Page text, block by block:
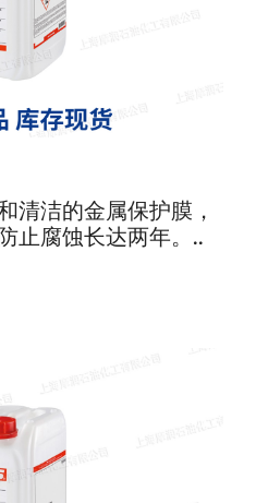
清洁的金属保护膜，
止腐蚀长达两年。..